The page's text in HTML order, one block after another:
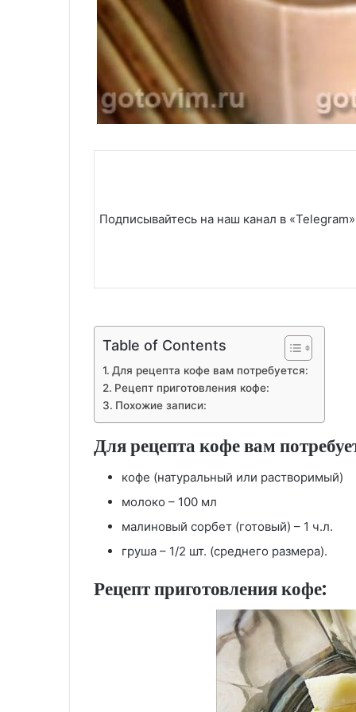
Подписывайтесь на наш канал в
Table of Contents
Для рецепта кофе вам потребуется:
Рецепт приготовления кофе:
Похожие записи:
Для рецепта кофе вам
кофе (натуральный или растворимый)
молоко – 100 мл
малиновый сорбет (готовый) – 1 ч.л.
груша – 1/2 шт. (среднего размера).
Рецепт приготовления кофе: